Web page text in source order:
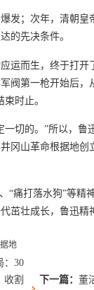
发；次年，清朝
的先决条件。
运而生，终于打
阀第一枪开始后，
时止。
切的。”所以，
冈山革命根据地
“痛打落水狗”等
茁壮成长，鲁迅精
地
：30
收割
下一篇：董